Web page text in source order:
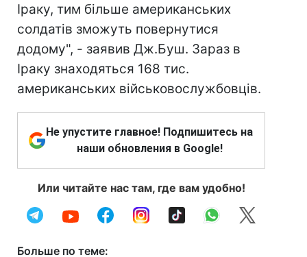
Іраку, тим більше американських
солдатів зможуть повернутися
додому", - заявив Дж.Буш. Зараз в
Іраку знаходяться 168 тис.
американських військовослужбовців.
Не упустите главное! Подпишитесь на
наши обновления в Google!
Или читайте нас там, где вам удобно!
Больше по теме: